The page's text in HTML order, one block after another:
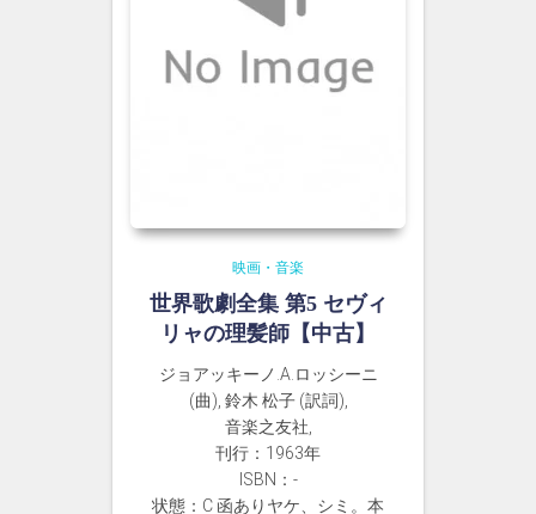
映画・音楽
世界歌劇全集 第5 セヴィ
リャの理髪師【中古】
ジョアッキーノ.A.ロッシーニ
(曲), 鈴木 松子 (訳詞),
音楽之友社,
刊行：1963年
ISBN：-
状態：C 函ありヤケ、シミ。本